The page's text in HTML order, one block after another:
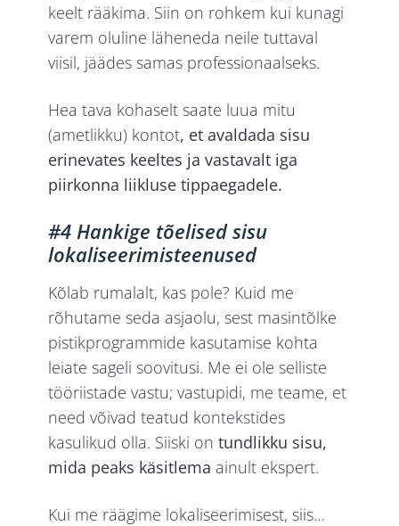
keelt rääkima. Siin on rohkem kui kunagi
varem oluline läheneda neile tuttaval
viisil, jäädes samas professionaalseks.
Hea tava kohaselt saate luua mitu
(ametlikku) kontot, et avaldada sisu
erinevates keeltes ja vastavalt iga
piirkonna liikluse tippaegadele.
#4 Hankige tõelised sisu
lokaliseerimisteenused
Kõlab rumalalt, kas pole? Kuid me
rõhutame seda asjaolu, sest masintõlke
pistikprogrammide kasutamise kohta
leiate sageli soovitusi. Me ei ole selliste
tööriistade vastu; vastupidi, me teame, et
need võivad teatud kontekstides
kasulikud olla. Siiski ontundlikku sisu,
mida peaks käsitlema ainult ekspert.
Kui me räägime lokaliseerimisest, siis…